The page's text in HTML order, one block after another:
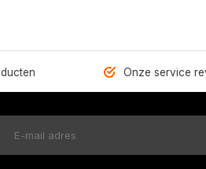
Onze service